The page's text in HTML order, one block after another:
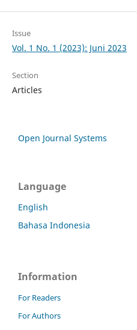
Issue
Vol. 1 No. 1 (2023): Juni 2023
Section
Articles
Open Journal Systems
Language
English
Bahasa Indonesia
Information
For Readers
For Authors